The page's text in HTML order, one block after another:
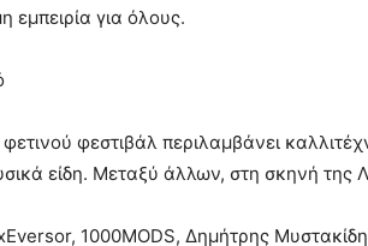
εμπειρία για όλους.
φεστιβάλ περιλαμβάνει
είδη. Μεταξύ άλλων, στη σκηνή της
1000MODS, Δημήτρης